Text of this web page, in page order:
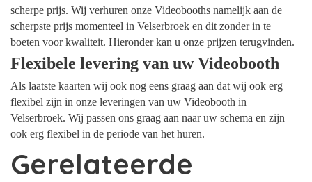
scherpe prijs. Wij verhuren onze Videobooths namelijk aan de
scherpste prijs momenteel in Velserbroek en dit zonder in te
boeten voor kwaliteit. Hieronder kan u onze prijzen terugvinden.
Flexibele levering van uw Videobooth
Als laatste kaarten wij ook nog eens graag aan dat wij ook erg
flexibel zijn in onze leveringen van uw Videobooth in
Velserbroek. Wij passen ons graag aan naar uw schema en zijn
ook erg flexibel in de periode van het huren.
Gerelateerde